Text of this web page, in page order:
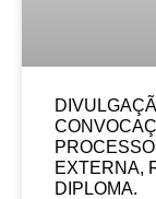
EXTERNA,
DIPLOMA.